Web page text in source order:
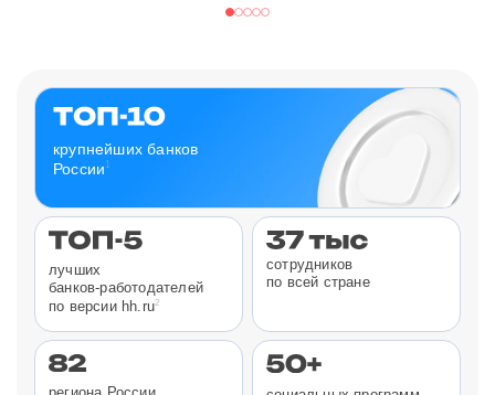
крупнейших банков
России 1
лучших
банков-работодателей
по версии hh.ru2
сотрудников
по всей стране